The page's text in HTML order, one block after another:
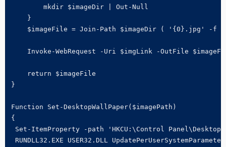
        mkdir $imageDir | Out-Null
    }
$imageFile = Join-Path $imageDir ( '{0}.jpg' -f
Invoke-WebRequest -Uri $imgLink -OutFile
    return $imageFile
}
Function Set-DesktopWallPaper($imagePath)
{
Set-ItemProperty -path 'HKCU:\Control
RUNDLL32.EXE USER32.DLL